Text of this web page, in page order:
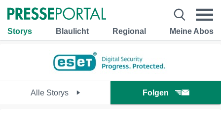
Storys Blaulicht Regional Meine Abos
Alle Storys Folgen